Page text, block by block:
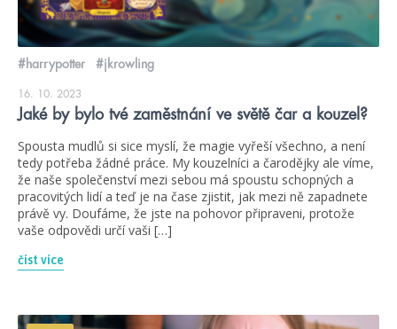
#harrypotter #jkrowling
16. 10. 2023
Jaké by bylo tvé zaměstnání ve světě čar a kouzel?
Spousta mudlů si sice myslí, že magie vyřeší všechno, a není
tedy potřeba žádné práce. My kouzelníci a čarodějky ale víme,
že naše společenství mezi sebou má spoustu schopných a
pracovitých lidí a teď je na čase zjistit, jak mezi ně zapadnete
právě vy. Doufáme, že jste na pohovor připraveni, protože
vaše odpovědi určí vaši […]
číst více